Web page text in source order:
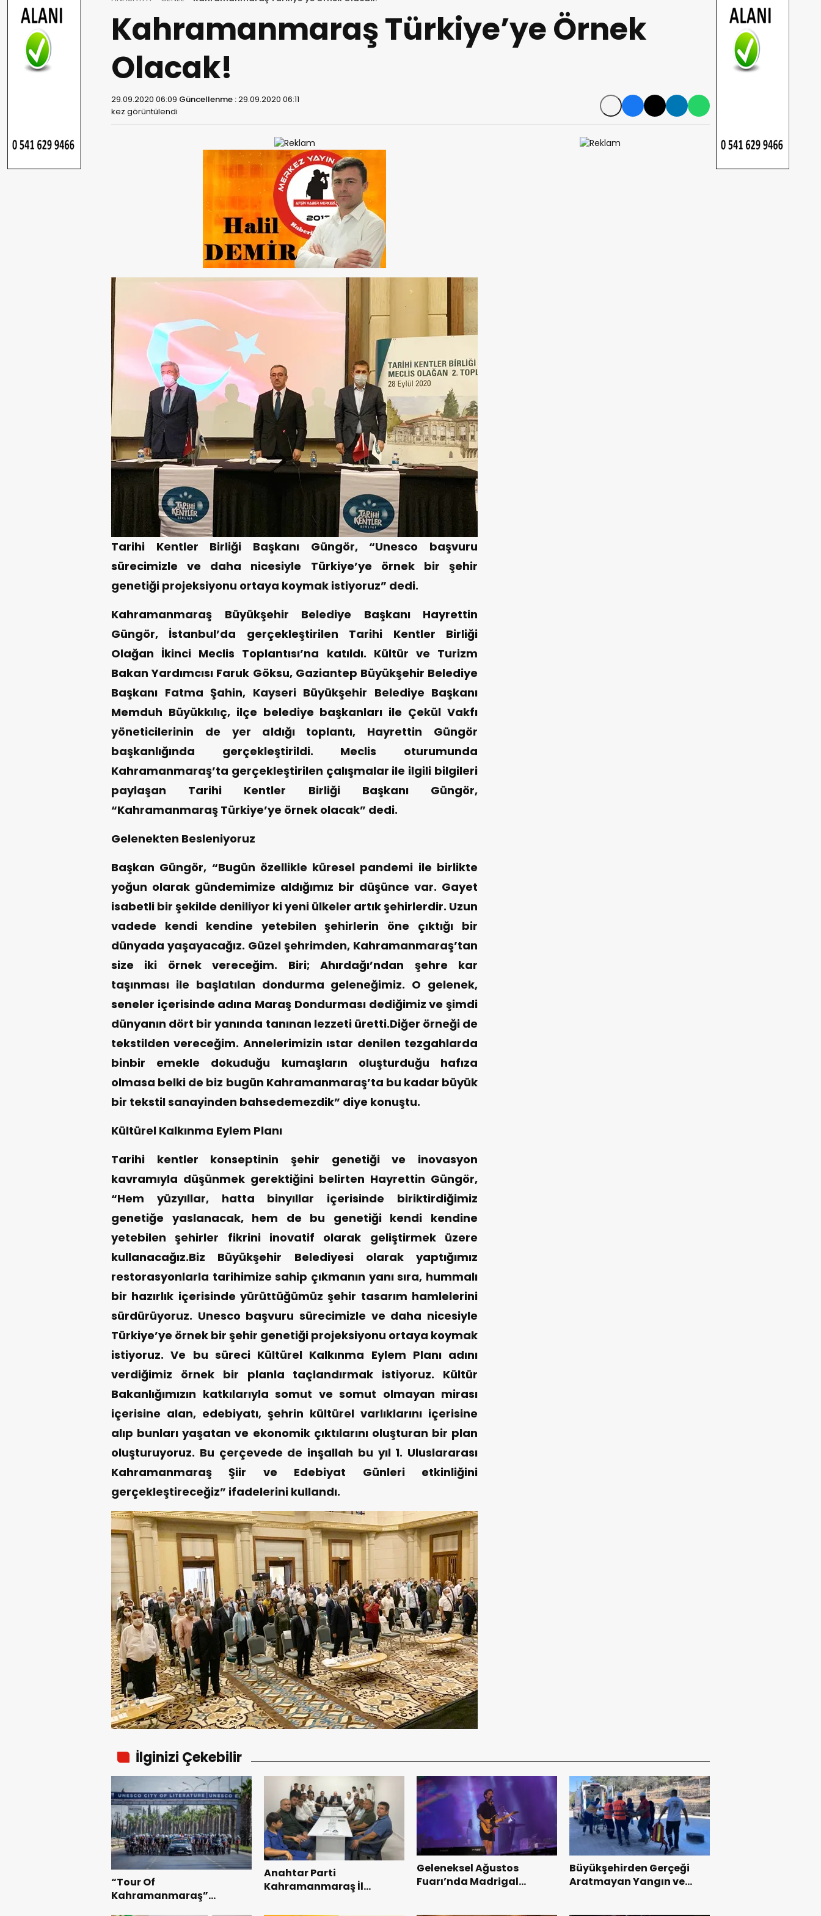
Kahramanmaraş Türkiye’ye Örnek
Olacak!
29.09.2020 06:09 Güncellenme :29.09.2020 06:11
kez görüntülendi
Tarihi Kentler Birliği Başkanı Güngör, “Unesco başvuru
sürecimizle ve daha nicesiyle Türkiye’ye örnek bir şehir
genetiği projeksiyonu ortaya koymak istiyoruz” dedi.
Kahramanmaraş Büyükşehir Belediye Başkanı Hayrettin
Güngör, İstanbul’da gerçekleştirilen Tarihi Kentler Birliği
Olağan İkinci Meclis Toplantısı’na katıldı. Kültür ve Turizm
Bakan Yardımcısı Faruk Göksu, Gaziantep Büyükşehir Belediye
Başkanı Fatma Şahin, Kayseri Büyükşehir Belediye Başkanı
Memduh Büyükkılıç, ilçe belediye başkanları ile Çekül Vakfı
yöneticilerinin de yer aldığı toplantı, Hayrettin Güngör
başkanlığında gerçekleştirildi. Meclis oturumunda
Kahramanmaraş’ta gerçekleştirilen çalışmalar ile ilgili bilgileri
paylaşan Tarihi Kentler Birliği Başkanı Güngör,
“Kahramanmaraş Türkiye’ye örnek olacak” dedi.
Gelenekten Besleniyoruz
Başkan Güngör, “Bugün özellikle küresel pandemi ile birlikte
yoğun olarak gündemimize aldığımız bir düşünce var. Gayet
isabetli bir şekilde deniliyor ki yeni ülkeler artık şehirlerdir. Uzun
vadede kendi kendine yetebilen şehirlerin öne çıktığı bir
dünyada yaşayacağız. Güzel şehrimden, Kahramanmaraş’tan
size iki örnek vereceğim. Biri; Ahırdağı’ndan şehre kar
taşınması ile başlatılan dondurma geleneğimiz. O gelenek,
seneler içerisinde adına Maraş Dondurması dediğimiz ve şimdi
dünyanın dört bir yanında tanınan lezzeti üretti.Diğer örneği de
tekstilden vereceğim. Annelerimizin ıstar denilen tezgahlarda
binbir emekle dokuduğu kumaşların oluşturduğu hafıza
olmasa belki de biz bugün Kahramanmaraş’ta bu kadar büyük
bir tekstil sanayinden bahsedemezdik” diye konuştu.
Kültürel Kalkınma Eylem Planı
Tarihi kentler konseptinin şehir genetiği ve inovasyon
kavramıyla düşünmek gerektiğini belirten Hayrettin Güngör,
“Hem yüzyıllar, hatta binyıllar içerisinde biriktirdiğimiz
genetiğe yaslanacak, hem de bu genetiği kendi kendine
yetebilen şehirler fikrini inovatif olarak geliştirmek üzere
kullanacağız.Biz Büyükşehir Belediyesi olarak yaptığımız
restorasyonlarla tarihimize sahip çıkmanın yanı sıra, hummalı
bir hazırlık içerisinde yürüttüğümüz şehir tasarım hamlelerini
sürdürüyoruz. Unesco başvuru sürecimizle ve daha nicesiyle
Türkiye’ye örnek bir şehir genetiği projeksiyonu ortaya koymak
istiyoruz. Ve bu süreci Kültürel Kalkınma Eylem Planı adını
verdiğimiz örnek bir planla taçlandırmak istiyoruz. Kültür
Bakanlığımızın katkılarıyla somut ve somut olmayan mirası
içerisine alan, edebiyatı, şehrin kültürel varlıklarını içerisine
alıp bunları yaşatan ve ekonomik çıktılarını oluşturan bir plan
oluşturuyoruz. Bu çerçevede de inşallah bu yıl 1. Uluslararası
Kahramanmaraş Şiir ve Edebiyat Günleri etkinliğini
gerçekleştireceğiz” ifadelerini kullandı.
İlginizi Çekebilir
“Tour Of
Kahramanmaraş”
Anahtar Parti
Kahramanmaraş İl
Teşkilatı ile buluştu.
Geleneksel Ağustos
Fuarı’nda Madrigal
Büyükşehirden Gerçeği
Aratmayan Yangın ve